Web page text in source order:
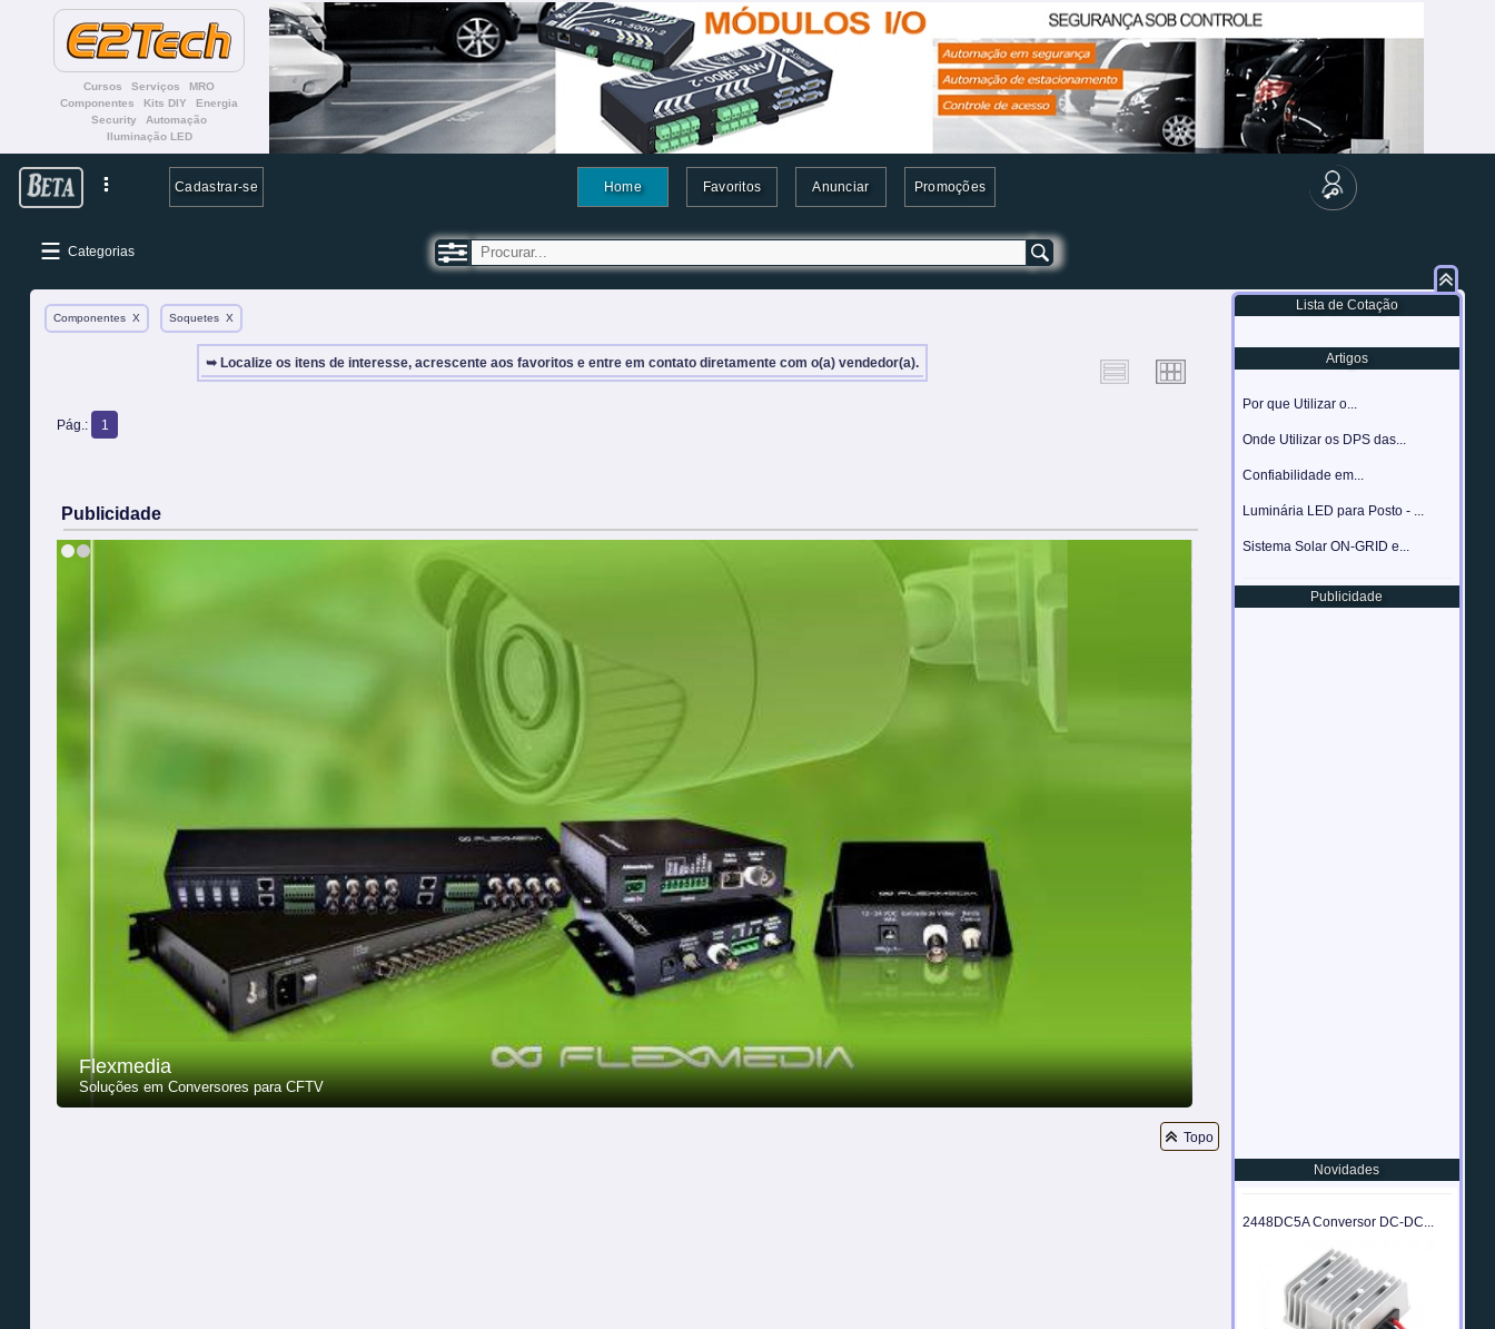
Cursos Serviços
MRO
Componentes
Kits DIY
Energia
Security
Automação
Iluminação LED
Cadastrar-se Home Favoritos Anunciar Promoções
Categorias
Componentes X Soquetes X
➥ Localize os itens de interesse, acrescente aos favoritos e entre em contato diretamente com o(a) vendedor(a).
Pág.: 1
Publicidade
Flexmedia
Soluções em Conversores para CFTV
Topo
Lista de Cotação
Artigos
Por que Utilizar o...
Onde Utilizar os DPS das...
Confiabilidade em...
Luminária LED para Posto - ...
Sistema Solar ON-GRID e...
Publicidade
Novidades
2448DC5A Conversor DC-DC...